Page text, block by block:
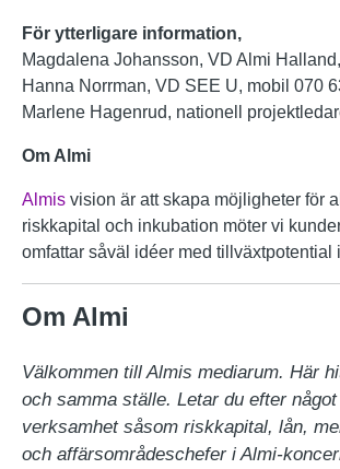
För ytterligare information,
Magdalena Johansson, VD Almi
Hanna Norrman, VD SEE U, mobil 070
Marlene Hagenrud, nationell
Om Almi
Almis vision är att skapa möjligheter för
riskkapital och inkubation möter vi
omfattar såväl idéer med
Om Almi
Välkommen till Almis mediarum. Här
och samma ställe. Letar du efter
verksamhet såsom riskkapital, lån,
och affärsområdeschefer i Almi-